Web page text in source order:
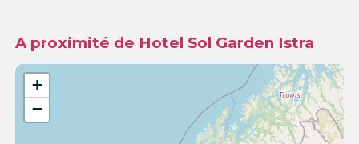
A proximité de Hotel Sol Garden Istra
+
−